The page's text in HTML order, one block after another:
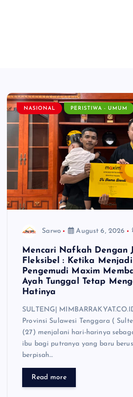
NASIONAL PERISTIWA - UMUM
Sarwo August 6, 2026
Mencari Nafkah Dengan
Fleksibel : Ketika
Pengemudi Maxim
Ayah Tunggal Tetap
Hatinya
SULTENG|
Provinsi Sulawesi Tenggara (
(27) menjalani hari-harinya
ibu bagi putranya yang baru
berpisah…
Read more